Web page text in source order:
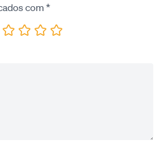
com *